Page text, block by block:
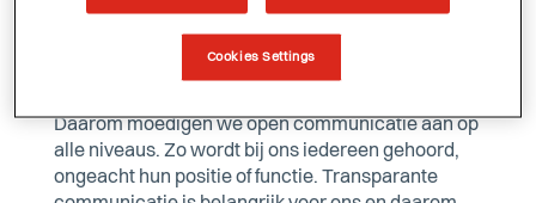
Daarom moedigen we open communicatie aan op
alle niveaus. Zo wordt bij ons iedereen gehoord,
ongeacht hun positie of functie. Transparante
Cookies Settings